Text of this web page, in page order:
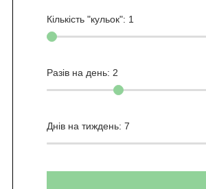
Кількість "кульок": 1
Разів на день: 2
Днів на тиждень: 7